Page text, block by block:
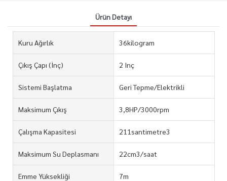
Ürün Detayı
Kuru Ağırlık 36kilogram
Çıkış Çapı (İnç) 2 Inç
Sistemi Başlatma Geri Tepme/Elektrikli
Maksimum Çıkış 3,8HP/3000rpm
Çalışma Kapasitesi 211santimetre3
Maksimum Su Deplasmanı 22cm3/saat
Emme Yüksekliği 7m